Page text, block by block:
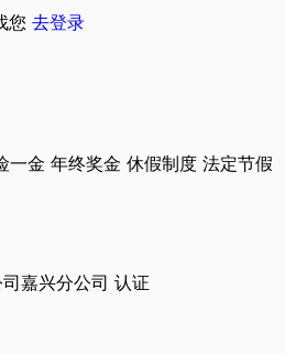
您 去登录
一金 年终奖金 休假制度 法定节假
嘉兴分公司 认证